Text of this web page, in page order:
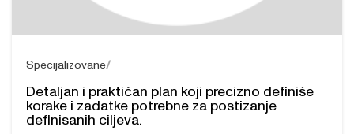
Specijalizovane
Detaljan i praktičan plan koji precizno definiše
korake i zadatke potrebne za postizanje
definisanih ciljeva.